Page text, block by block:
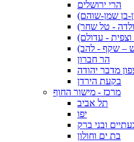
הרי ירושלים
בן שמן-שוהם)
- טל שחר)
- עדולם)
– שקף - להב)
הר חברון
מדבר יהודה
בקעת הירדן
מרכז - מישור החוף
תל אביב
יפו
ובני ברק
בת ים וחולון